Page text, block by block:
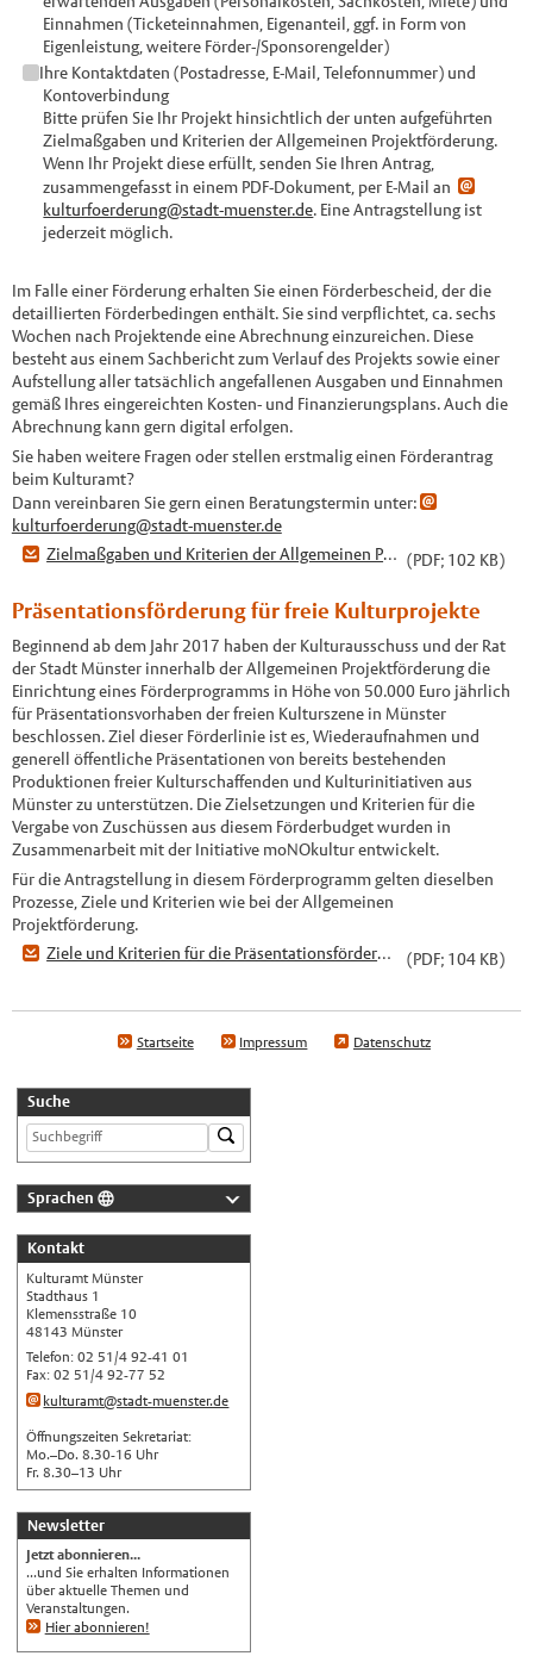
Einnahmen (Ticketeinnahmen, Eigenanteil, ggf. in Form von
Eigenleistung, weitere Förder-/Sponsorengelder)
Ihre Kontaktdaten (Postadresse, E-Mail, Telefonnummer) und
Kontoverbindung
Bitte prüfen Sie Ihr Projekt hinsichtlich der unten aufgeführten
Zielmaßgaben und Kriterien der Allgemeinen Projektförderung.
Wenn Ihr Projekt diese erfüllt, senden Sie Ihren Antrag,
zusammengefasst in einem PDF-Dokument, per E-Mail an
kulturfoerderung@stadt-muenster.de. Eine Antragstellung ist
jederzeit möglich.
Im Falle einer Förderung erhalten Sie einen Förderbescheid, der die
detaillierten Förderbedingen enthält. Sie sind verpflichtet, ca. sechs
Wochen nach Projektende eine Abrechnung einzureichen. Diese
besteht aus einem Sachbericht zum Verlauf des Projekts sowie einer
Aufstellung aller tatsächlich angefallenen Ausgaben und Einnahmen
gemäß Ihres eingereichten Kosten- und Finanzierungsplans. Auch die
Abrechnung kann gern digital erfolgen.
Sie haben weitere Fragen oder stellen erstmalig einen Förderantrag
beim Kulturamt?
Dann vereinbaren Sie gern einen Beratungstermin unter:
kulturfoerderung@stadt-muenster.de
Zielmaßgaben und Kriterien der Allgemeinen Projektförderung (PDF; 102 KB)
Präsentationsförderung für freie Kulturprojekte
Beginnend ab dem Jahr 2017 haben der Kulturausschuss und der Rat
der Stadt Münster innerhalb der Allgemeinen Projektförderung die
Einrichtung eines Förderprogramms in Höhe von 50.000 Euro jährlich
für Präsentationsvorhaben der freien Kulturszene in Münster
beschlossen. Ziel dieser Förderlinie ist es, Wiederaufnahmen und
generell öffentliche Präsentationen von bereits bestehenden
Produktionen freier Kulturschaffenden und Kulturinitiativen aus
Münster zu unterstützen. Die Zielsetzungen und Kriterien für die
Vergabe von Zuschüssen aus diesem Förderbudget wurden in
Zusammenarbeit mit der Initiative moNOkultur entwickelt.
Für die Antragstellung in diesem Förderprogramm gelten dieselben
Prozesse, Ziele und Kriterien wie bei der Allgemeinen
Projektförderung.
Ziele und Kriterien für die Präsentationsförderung freier Kulturprojekte
(PDF; 104 KB)
Startseite Impressum Datenschutz
Suche
Sprachen
Nederlands
English
Українська
Türkçe
اللغة العربية
Français
Español
Русский
中文
Automatische Übersetzung, ohne
Gewähr auf Richtigkeit.
Kontakt
Kulturamt Münster
Stadthaus 1
Klemensstraße 10
48143 Münster
Telefon: 02 51/4 92-41 01
Fax: 02 51/4 92-77 52
kulturamt@stadt-muenster.de
Öffnungszeiten Sekretariat:
Mo.–Do. 8.30-16 Uhr
Fr. 8.30–13 Uhr
Newsletter
Jetzt abonnieren...
...und Sie erhalten Informationen
über aktuelle Themen und
Veranstaltungen.
Hier abonnieren!